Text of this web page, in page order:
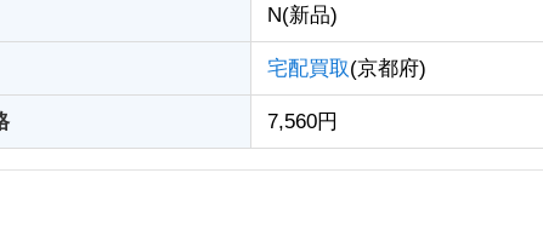
N(新品)
宅配買取(京都府)
7,560円